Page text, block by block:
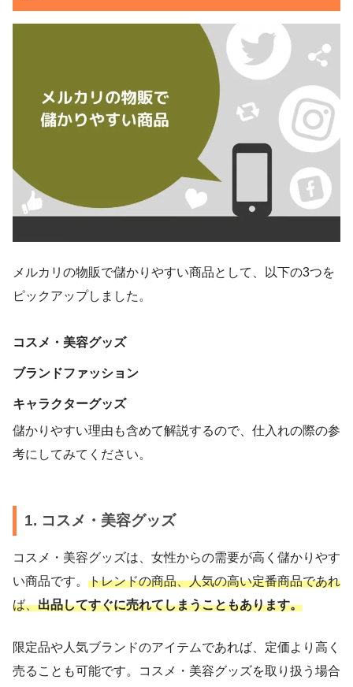
メルカリの物販で儲かりやすい商品として、以下の3つを
ピックアップしました。
コスメ・美容グッズ
ブランドファッション
キャラクターグッズ
儲かりやすい理由も含めて解説するので、仕入れの際の参
考にしてみてください。
1. コスメ・美容グッズ
コスメ・美容グッズは、女性からの需要が高く儲かりやす
い商品です。 トレンドの商品、人気の高い定番商品であれ
ば、出品してすぐに売れてしまうこともあります。
限定品や人気ブランドのアイテムであれば、定価より高く
売ることも可能です。コスメ・美容グッズを取り扱う場合